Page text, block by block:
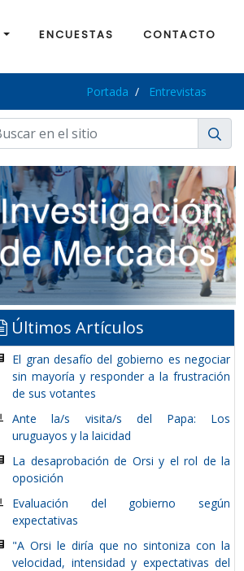
ENCUESTAS CONTACTO
Portada Entrevistas
Últimos Artículos
El gran desafío del gobierno es negociar
sin mayoría y responder a la frustración
de sus votantes
Ante la/s visita/s del Papa: Los
uruguayos y la laicidad
La desaprobación de Orsi y el rol de la
oposición
Evaluación del gobierno según
expectativas
"A Orsi le diría que no sintoniza con la
velocidad, intensidad y expectativas del